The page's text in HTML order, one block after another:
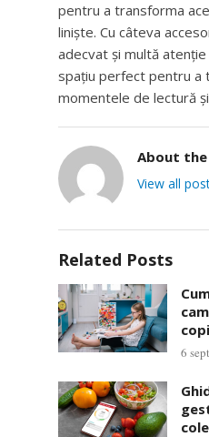
pentru a transforma
liniște. Cu câteva
adecvat și multă
spațiu perfect pentru a
momentele de lectură
About
View all
Related Posts
6